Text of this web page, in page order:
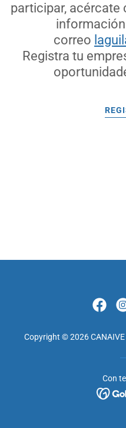
participar, acércate
correo
Registra tu
Copyright © 2026
Con